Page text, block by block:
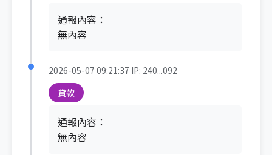
通報內容：
無內容
2026-05-07 09:21:37 IP: 240...092
貸款
通報內容：
無內容